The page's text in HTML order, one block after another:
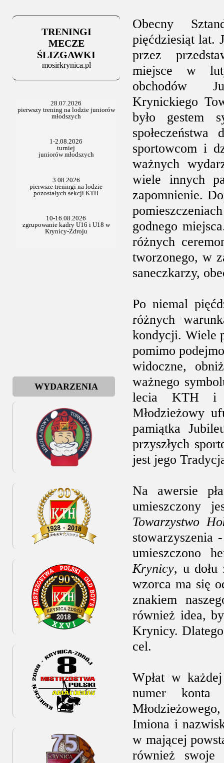
Za trzy tygodnie na lód
06.07.2025
Stowarzyszenie po Walnym
TRENINGI
MECZE
ŚLIZGAWKI
mosirkrynica.pl
WYDARZENIA
Obecny
pięćdziesiąt lat.
przez
miejsce w
obchodów
Krynickiego
było gestem
sportowcom i
ważnych
wiele innych
zapomnienie.
godnego
różnych
tworzonego, w
saneczkarzy,
Po niemal
różnych
kondycji. Wiele
pomimo
widoczne,
ważnego
lecia KTH i
Młodzieżowy
pamiątka
przyszłych
jest jego
Na awersie
umieszczony
Towarzystwo
stowarzyszenia
umieszczono
Krynicy, u
wzorca ma się
znakiem
również idea,
Krynicy.
cel.
Wpłat w
numer
Imiona i
w mającej
również swoje